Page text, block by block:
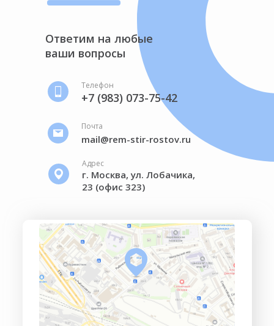
Ответим на любые
ваши вопросы
Телефон
+7 (983) 073-75-42
Адрес
г. Москва, ул. Лобачика,
23 (офис 323)
mail@rem-stir-rostov.ru
Почта